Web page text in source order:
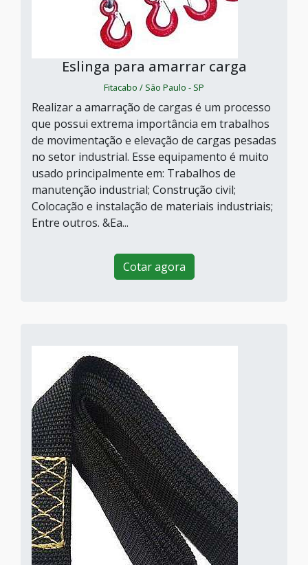
Eslinga para amarrar carga
Fitacabo / São Paulo - SP
Realizar a amarração de cargas é um processo
que possui extrema importância em trabalhos
de movimentação e elevação de cargas pesadas
no setor industrial. Esse equipamento é muito
usado principalmente em: Trabalhos de
manutenção industrial; Construção civil;
Colocação e instalação de materiais industriais;
Entre outros. &Ea...
Cotar agora